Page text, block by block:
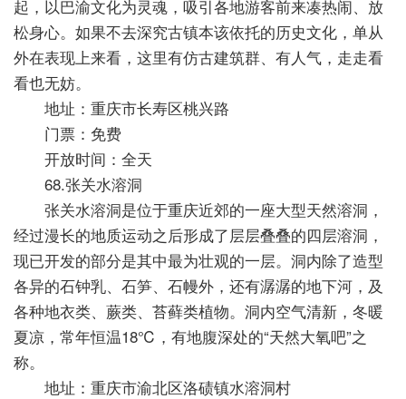
起，以巴渝文化为灵魂，吸引各地游客前来凑热闹、放
松身心。如果不去深究古镇本该依托的历史文化，单从
外在表现上来看，这里有仿古建筑群、有人气，走走看
看也无妨。
地址：重庆市长寿区桃兴路
门票：免费
开放时间：全天
68.张关水溶洞
张关水溶洞是位于重庆近郊的一座大型天然溶洞，
经过漫长的地质运动之后形成了层层叠叠的四层溶洞，
现已开发的部分是其中最为壮观的一层。洞内除了造型
各异的石钟乳、石笋、石幔外，还有潺潺的地下河，及
各种地衣类、蕨类、苔藓类植物。洞内空气清新，冬暖
夏凉，常年恒温18℃，有地腹深处的“天然大氧吧”之
称。
地址：重庆市渝北区洛碛镇水溶洞村